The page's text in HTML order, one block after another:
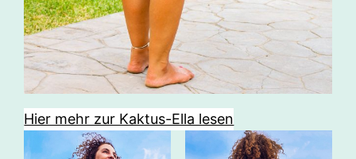
Hier mehr zur Kaktus-Ella lesen